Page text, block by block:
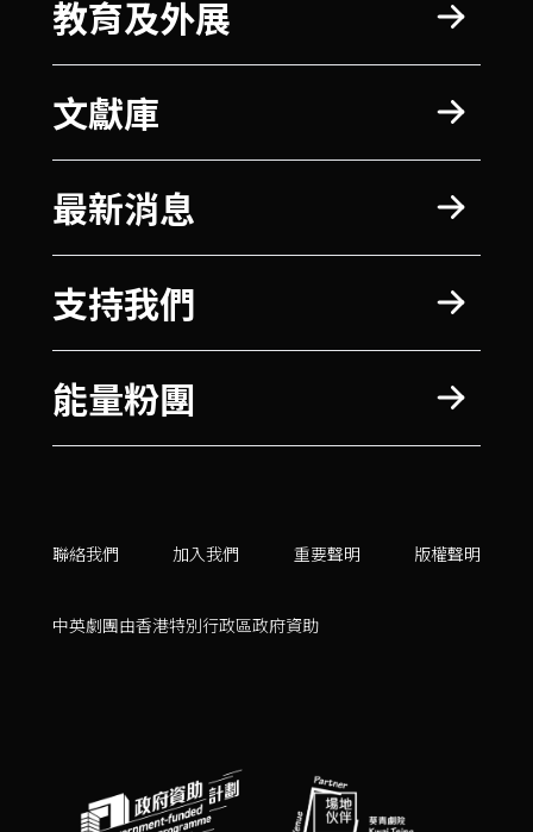
教育及外展
文獻庫
最新消息
支持我們
能量粉團
聯絡我們 加入我們 重要聲明 版權聲明
中英劇團由香港特別行政區政府資助